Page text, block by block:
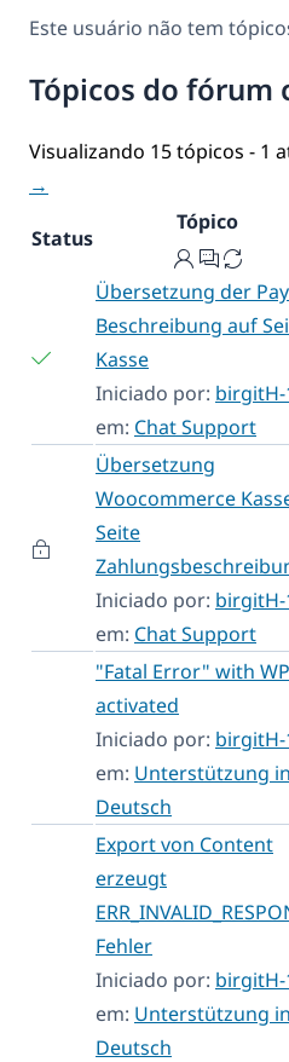
Este usuário não tem
Tópicos do fórum
Visualizando 15 tópicos - 1
→
Status
Tópico
Übersetzung der
Beschreibung auf
Kasse
Iniciado por: birgitH-
em: Chat Support
Übersetzung
Woocommerce
Seite
Iniciado por: birgitH-
em: Chat Support
"Fatal Error" with
activated
Iniciado por: birgitH-
em: Unterstützung in
Deutsch
Export von Content
erzeugt
Fehler
Iniciado por: birgitH-
em: Unterstützung in
Deutsch